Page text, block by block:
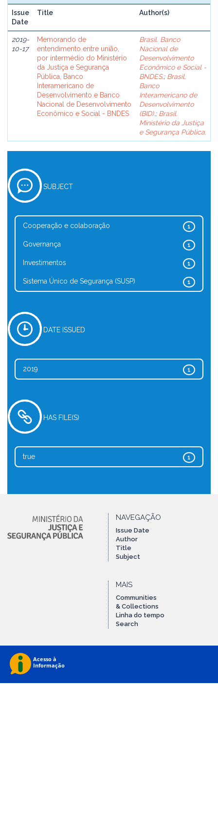
Issue
Date
Title Author(s)
2019-
10-17
Memorando de
entendimento entre união,
por intermédio do Ministério
da Justiça e Segurança
Pública, Banco
Interamericano de
Desenvolvimento e Banco
Nacional de Desenvolvimento
Econômico e Social - BNDES
Brasil. Banco
Nacional de
Desenvolvimento
Econômico e Social -
BNDES.; Brasil.
Banco
Interamericano de
Desenvolvimento
(BID).; Brasil.
Ministério da Justiça
e Segurança Pública.
SUBJECT
1
Cooperação e colaboração
1
Governança
1
Investimentos
1
Sistema Único de Segurança (SUSP)
DATE ISSUED
1
2019
HAS FILE(S)
1
true
NAVEGAÇÃO
Issue Date
Author
Title
Subject
MAIS
Communities
& Collections
Linha do tempo
Search